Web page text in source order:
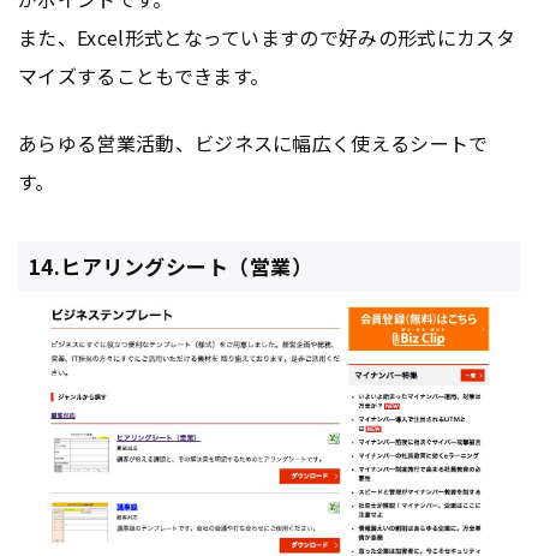
また、Excel形式となっていますので好みの形式にカスタ
マイズすることもできます。
あらゆる営業活動、ビジネスに幅広く使えるシートで
す。
14.ヒアリングシート（営業）